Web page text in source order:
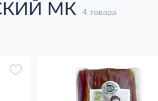
МК 4 товара